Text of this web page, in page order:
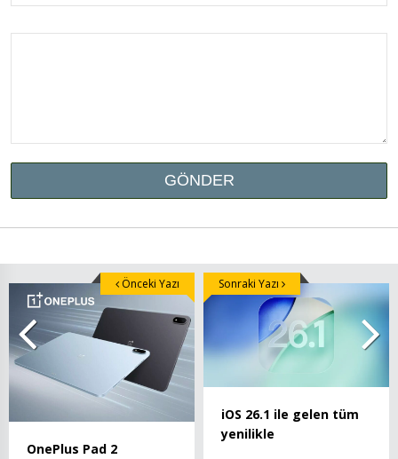
OnePlus Pad 2
Önceki Yazı
iOS 26.1 ile gelen tüm
yenilikle
Sonraki Yazı